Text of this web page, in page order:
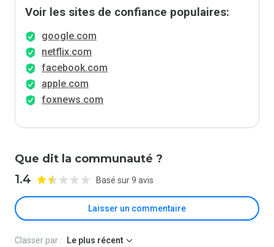
Voir les sites de confiance populaires:
google.com
netflix.com
facebook.com
apple.com
foxnews.com
Que dit la communauté ?
1.4 Basé sur 9 avis
Laisser un commentaire
Classer par : Le plus récent